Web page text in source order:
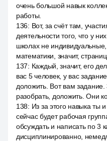
очень большой навык
работы.
136: Вот, за счёт там,
деятельности того, что у
школах не
математики, значит,
137: Каждый, значит, его
вас 5 человек, у вас
доложить. Вот вам задание.
разобрать, доложить. Они
138: Из за этого навыка ты
сейчас будет рабочая
обсуждать и написать по 3
дисциплинированно,